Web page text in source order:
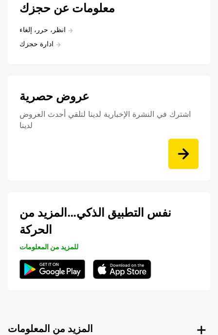
معلومات عن حجزك
انظر، حرر، إلغاء
ادارة حجزك
عروض حصرية
اشترك في النشرة الإخبارية لدينا لتلقي أحدث العروض
لدينا
نفس التطبيق الذكي…المزيد من
الحركة
للمزيد من المعلومات
المزيد من المعلومات